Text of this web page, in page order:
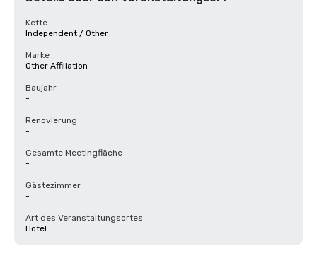
Kette
Independent / Other
Marke
Other Affiliation
Baujahr
-
Renovierung
-
Gesamte Meetingfläche
-
Gästezimmer
-
Art des Veranstaltungsortes
Hotel